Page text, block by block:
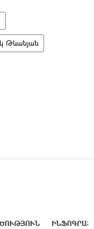
Թևանյան